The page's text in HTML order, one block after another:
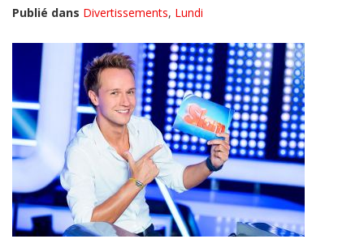
Publié dans Divertissements, Lundi